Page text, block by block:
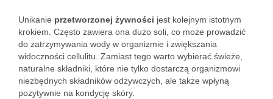
Unikanie przetworzonej żywności jest kolejnym istotnym
krokiem. Często zawiera ona dużo soli, co może prowadzić
do zatrzymywania wody w organizmie i zwiększania
widoczności cellulitu. Zamiast tego warto wybierać świeże,
naturalne składniki, które nie tylko dostarczą organizmowi
niezbędnych składników odżywczych, ale także wpłyną
pozytywnie na kondycję skóry.